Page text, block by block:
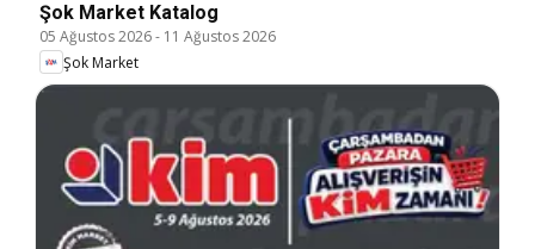
Şok Market Katalog
05 Ağustos 2026- 11 Ağustos 2026
Şok Market